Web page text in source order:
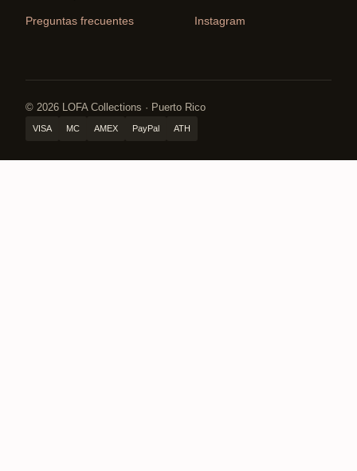
Preguntas frecuentes Instagram
© 2026 LOFA Collections · Puerto Rico
VISA MC AMEX PayPal ATH